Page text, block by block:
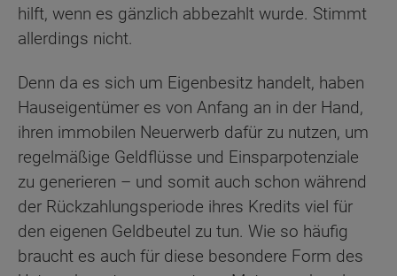
hilft, wenn es gänzlich abbezahlt wurde. Stimmt
allerdings nicht.
Denn da es sich um Eigenbesitz handelt, haben
Hauseigentümer es von Anfang an in der Hand,
ihren immobilen Neuerwerb dafür zu nutzen, um
regelmäßige Geldflüsse und Einsparpotenziale
zu generieren – und somit auch schon während
der Rückzahlungsperiode ihres Kredits viel für
den eigenen Geldbeutel zu tun. Wie so häufig
braucht es auch für diese besondere Form des